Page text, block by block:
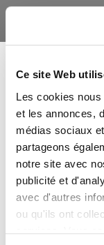
Ce site Web
Les cookies
et les annonces,
médias sociaux
partageons
notre site avec
publicité et
avec d'autres
ou qu'ils ont